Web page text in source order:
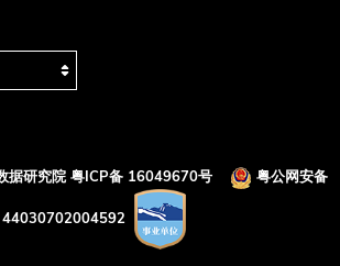
据研究院 粤ICP备 16049670号 粤公网安备
44030702004592